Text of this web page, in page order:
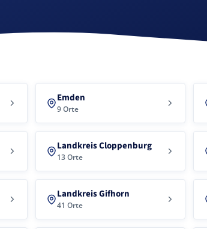
Emden
9 Orte
Landkreis Cloppenburg
13 Orte
Landkreis Gifhorn
41 Orte